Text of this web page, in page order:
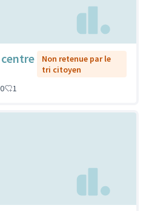
Non retenue par le
tri citoyen
0 1